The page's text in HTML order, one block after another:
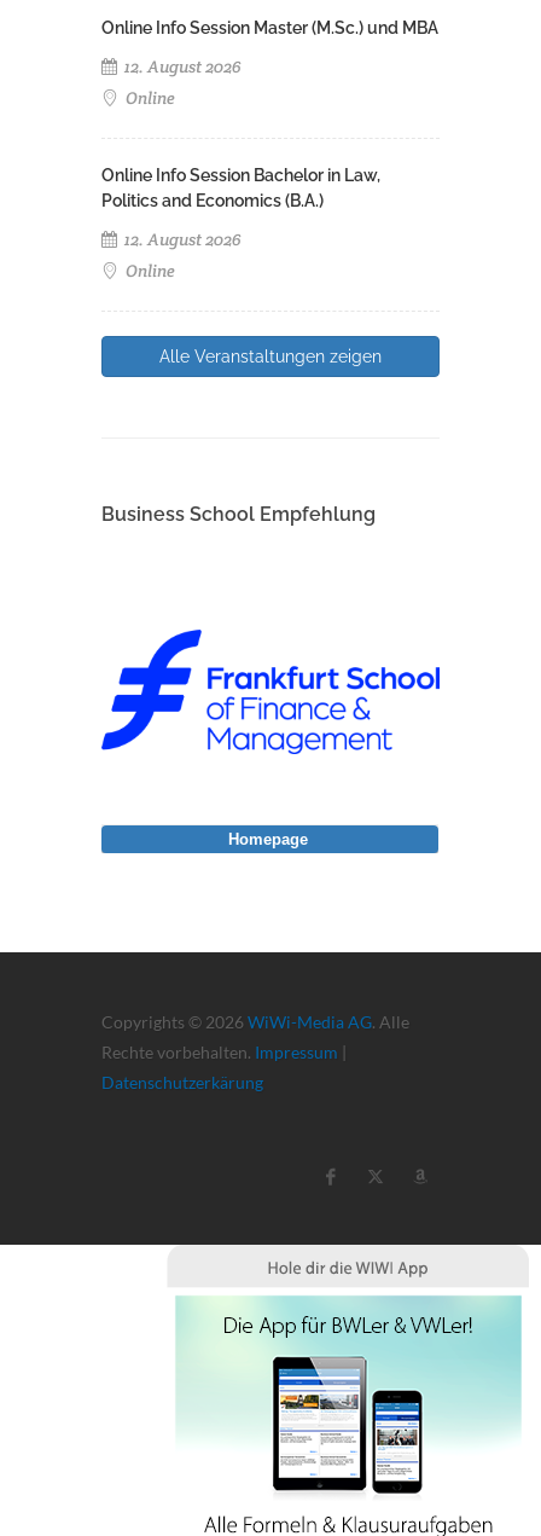
Online Info Session Master (M.Sc.) und MBA
12. August 2026
Online
Online Info Session Bachelor in Law,
Politics and Economics (B.A.)
12. August 2026
Online
Alle Veranstaltungen zeigen
Business School Empfehlung
Copyrights © 2026 WiWi-Media AG. Alle
Rechte vorbehalten. Impressum
Datenschutzerkärung
Homepage